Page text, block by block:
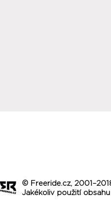
© Freeride.cz,
Jakékoliv použití